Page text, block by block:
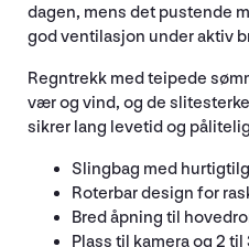
dagen, mens det pustende
god ventilasjon under aktiv
Regntrekk med teipede
vær og vind, og de
sikrer lang levetid og
Slingbag med
Roterbar design for
Bred åpning til
Plass til kamera og 2